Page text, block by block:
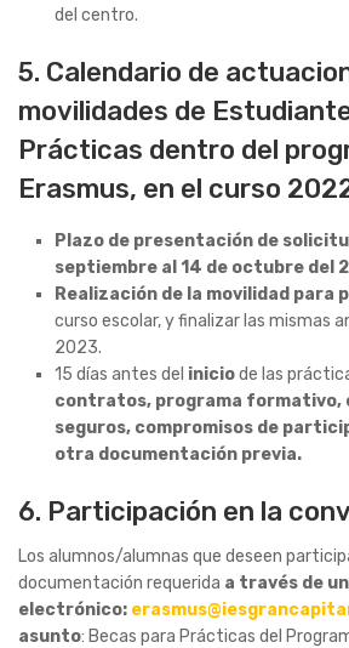
del centro.
5. Calendario de
movilidades de
Prácticas dentro del
Erasmus, en el curso
Plazo de presentación de
septiembre al 14 de octubre del
Realización de la movilidad para
curso escolar, y finalizar las mismas
2023.
15 días antes del iniciode las
contratos, programa formativo,
seguros, compromisos de
otra documentación previa.
6. Participación en la
Los alumnos/alumnas que deseen
documentación requerida a través de
electrónico:
asunto: Becas para Prácticas del